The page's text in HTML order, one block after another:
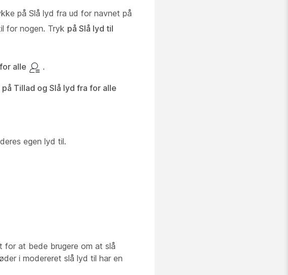
på Slå lyd fra ud for navnet på
for nogen. Tryk på Slå lyd til
alle .
Tillad og Slå lyd fra for alle
egen lyd til.
at bede brugere om at slå
i modereret slå lyd til har en